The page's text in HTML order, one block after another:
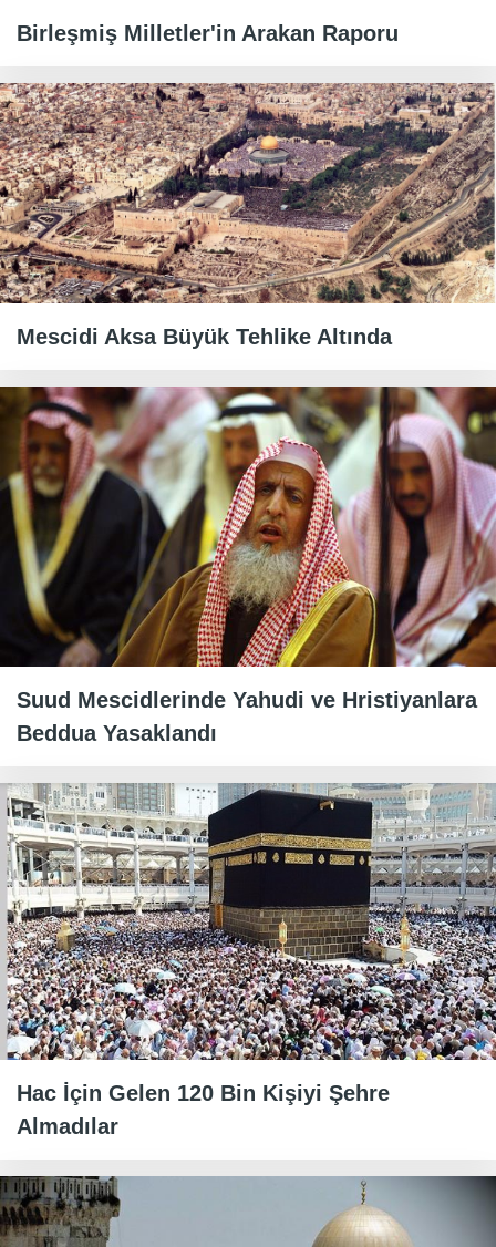
Birleşmiş Milletler'in Arakan Raporu
Mescidi Aksa Büyük Tehlike Altında
Suud Mescidlerinde Yahudi ve Hristiyanlara
Beddua Yasaklandı
Hac İçin Gelen 120 Bin Kişiyi Şehre
Almadılar